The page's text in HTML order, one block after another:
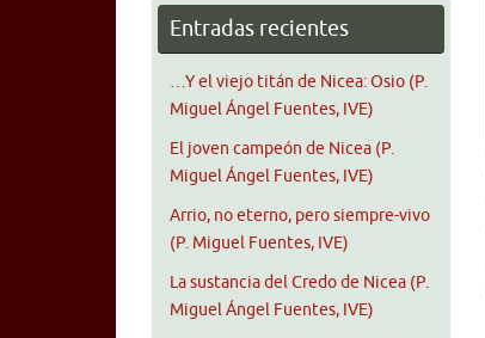
Entradas recientes
…Y el viejo titán de Nicea: Osio (P.
Miguel Ángel Fuentes, IVE)
El joven campeón de Nicea (P.
Miguel Ángel Fuentes, IVE)
Arrio, no eterno, pero siempre-vivo
(P. Miguel Fuentes, IVE)
La sustancia del Credo de Nicea (P.
Miguel Ángel Fuentes, IVE)